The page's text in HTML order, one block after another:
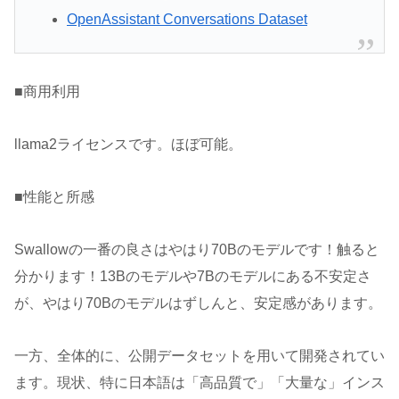
OpenAssistant Conversations Dataset
■商用利用
llama2ライセンスです。ほぼ可能。
■性能と所感
Swallowの一番の良さはやはり70Bのモデルです！触ると
分かります！13Bのモデルや7Bのモデルにある不安定さ
が、やはり70Bのモデルはずしんと、安定感があります。
一方、全体的に、公開データセットを用いて開発されてい
ます。現状、特に日本語は「高品質で」「大量な」インス